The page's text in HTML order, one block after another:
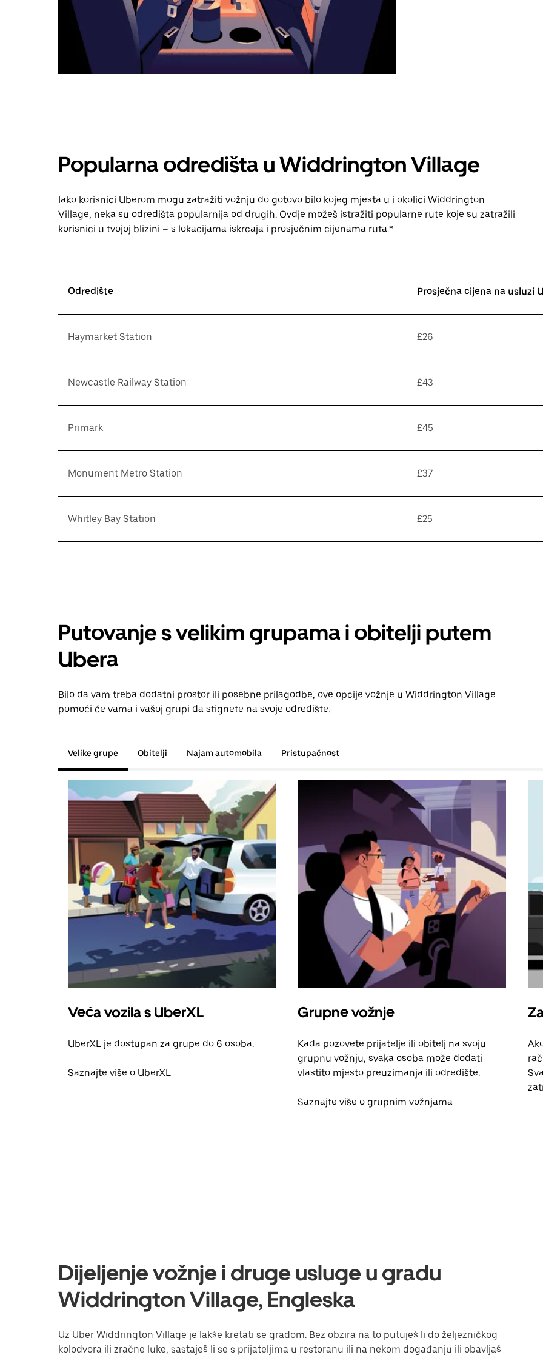
Popularna odredišta u Widdrington Village
Iako korisnici Uberom mogu zatražiti vožnju do gotovo bilo kojeg mjesta u i okolici Widdrington
Village, neka su odredišta popularnija od drugih. Ovdje možeš istražiti popularne rute koje su zatražili
korisnici u tvojoj blizini – s lokacijama iskrcaja i prosječnim cijenama ruta.*
Odredište Prosječna cijena na usluzi
Haymarket Station £26
Newcastle Railway Station £43
Primark £45
Monument Metro Station £37
Whitley Bay Station £25
Putovanje s velikim grupama i obitelji putem
Ubera
Bilo da vam treba dodatni prostor ili posebne prilagodbe, ove opcije vožnje u Widdrington Village
pomoći će vama i vašoj grupi da stignete na svoje odredište.
Velike grupe Obitelji Najam automobila Pristupačnost
Veća vozila s UberXL
UberXL je dostupan za grupe do 6 osoba.
Saznajte više o UberXL
Grupne vožnje
Kada pozovete prijatelje ili obitelj na svoju
grupnu vožnju, svaka osoba može dodati
vlastito mjesto preuzimanja ili odredište.
Saznajte više o grupnim vožnjama
Dijeljenje vožnje i druge usluge u gradu
Widdrington Village, Engleska
Uz Uber Widdrington Village je lakše kretati se gradom. Bez obzira na to putuješ li do željezničkog
kolodvora ili zračne luke, sastaješ li se s prijateljima u restoranu ili na nekom događanju ili obavljaš